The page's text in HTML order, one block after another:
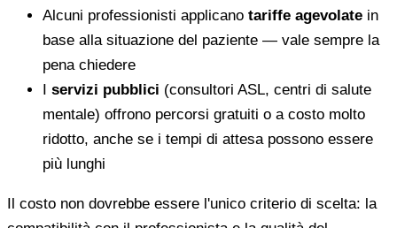
Alcuni professionisti applicano tariffe agevolate in
base alla situazione del paziente — vale sempre la
pena chiedere
I servizi pubblici (consultori ASL, centri di salute
mentale) offrono percorsi gratuiti o a costo molto
ridotto, anche se i tempi di attesa possono essere
più lunghi
Il costo non dovrebbe essere l'unico criterio di scelta: la